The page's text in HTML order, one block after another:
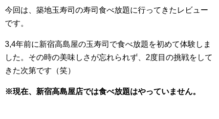
今回は、築地玉寿司の寿司食べ放題に行ってきたレビュー
です。
3,4年前に新宿高島屋の玉寿司で食べ放題を初めて体験しま
した。その時の美味しさが忘れられず、2度目の挑戦をして
きた次第です（笑）
※現在、新宿高島屋店では食べ放題はやっていません。